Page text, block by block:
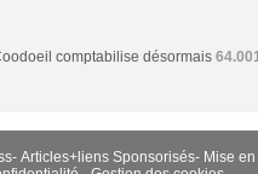
comptabilise désormais
- Articles+liens Sponsorisés- Mise